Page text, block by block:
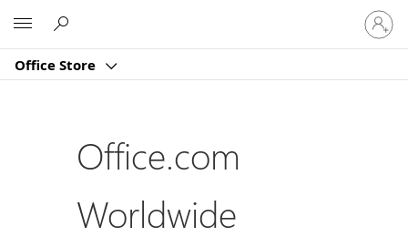
Office Store
Sign
in
to
account
Office.com
Worldwide